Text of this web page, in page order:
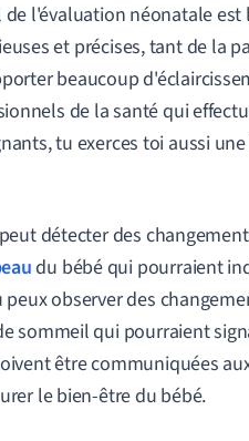
l'évaluation néonatale
et précises, tant de la
beaucoup
de la santé qui
tu exerces toi aussi
détecter des
du bébé qui pourraient
observer des
sommeil qui pourraient
être communiquées
le bien-être du bébé.